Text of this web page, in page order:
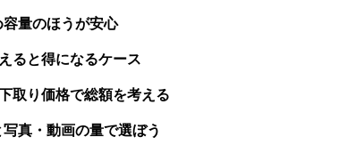
程に関わることで、読者目線のコンテンツを追求しています。
イナンシャルプランナー、弁護士、税理士、宅地建物取引士、相続診
務士、行政書士、投資アナリスト、キャリアコンサルタントなど150名
と確かな情報発信を実現しています。
量のほうが安心
ると得になるケース
取り価格で総額を考える
真・動画の量で選ぼう